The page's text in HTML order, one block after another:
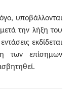
υποβάλλονται
την λήξη του
εκδίδεται
των επίσημων